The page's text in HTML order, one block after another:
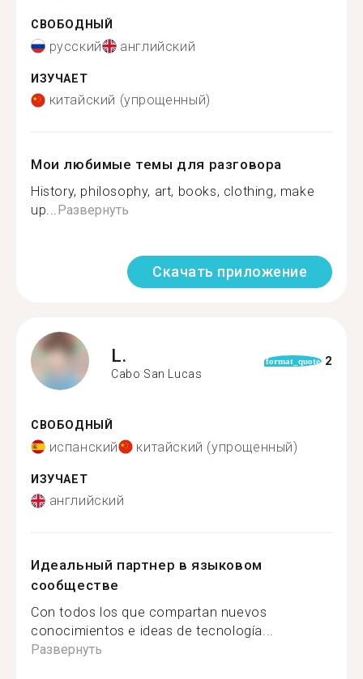
СВОБОДНЫЙ
русский английский
ИЗУЧАЕТ
китайский (упрощенный)
Мои любимые темы для разговора
History, philosophy, art, books, clothing, make
up...Развернуть
Скачать приложение
L.
Cabo San Lucas
format_quote 2
СВОБОДНЫЙ
испанский китайский (упрощенный)
ИЗУЧАЕТ
английский
Идеальный партнер в языковом
сообществе
Con todos los que compartan nuevos
conocimientos e ideas de tecnología...
Развернуть